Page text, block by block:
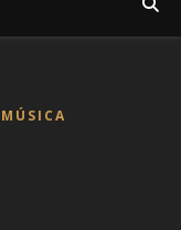
MÚSICA